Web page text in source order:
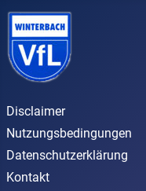
Disclaimer
Nutzungsbedingungen
Datenschutzerklärung
Kontakt